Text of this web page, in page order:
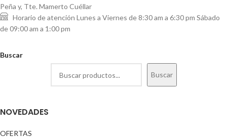
Peña y, Tte. Mamerto Cuéllar
Horario de atención Lunes a Viernes de 8:30 am a 6:30 pm Sábado
de 09:00 am a 1:00 pm
Buscar
Buscar
NOVEDADES
OFERTAS